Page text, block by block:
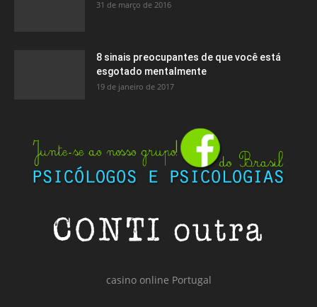
31 de março de 2016
8 sinais preocupantes de que você está
esgotado mentalmente
19 de janeiro de 2017
casino online Portugal